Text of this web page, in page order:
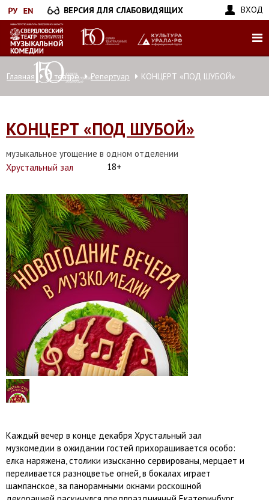
Перейти
к
основному
содержанию
ВЕРСИЯ ДЛЯ СЛАБОВИДЯЩИХ ВХОД
Главная О театре Репертуар КОНЦЕРТ «ПОД ШУБОЙ»
КОНЦЕРТ «ПОД ШУБОЙ»
музыкальное угощение в одном отделении
Хрустальный зал
18+
Каждый вечер в конце декабря Хрустальный зал
музкомедии в ожидании гостей прихорашивается особо:
елка наряжена, столики изысканно сервированы, мерцает и
переливается разноцветье огней, в бокалах играет
шампанское, за панорамными окнами роскошной